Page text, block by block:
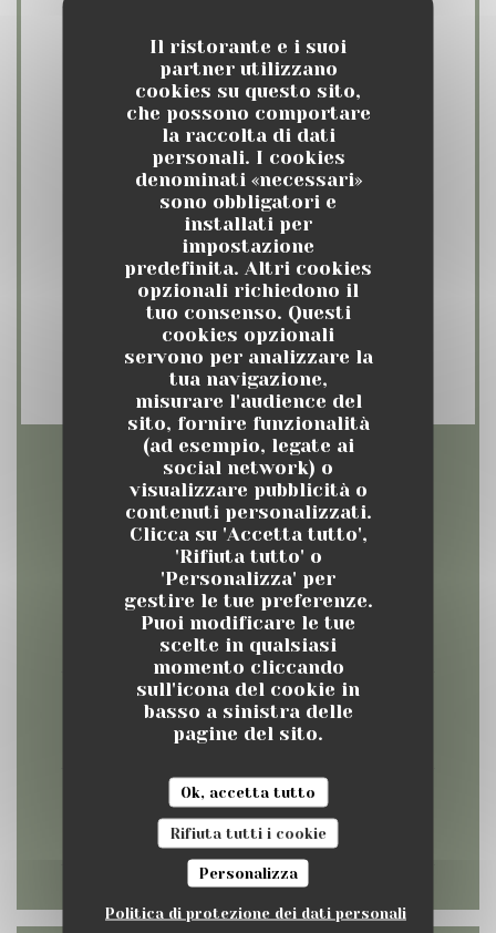
Il ristorante e i suoi
partner utilizzano
cookies su questo sito,
che possono comportare
la raccolta di dati
personali. I cookies
denominati «necessari»
sono obbligatori e
installati per
impostazione
predefinita. Altri cookies
opzionali richiedono il
tuo consenso. Questi
cookies opzionali
servono per analizzare la
tua navigazione,
misurare l'audience del
sito, fornire funzionalità
(ad esempio, legate ai
social network) o
visualizzare pubblicità o
contenuti personalizzati.
Clicca su 'Accetta tutto',
'Rifiuta tutto' o
'Personalizza' per
gestire le tue preferenze.
Puoi modificare le tue
scelte in qualsiasi
momento cliccando
sull'icona del cookie in
basso a sinistra delle
pagine del sito.
Ok, accetta tutto
Rifiuta tutti i cookie
Personalizza
Politica di protezione dei dati personali
Servizi
Wifi, Accesso disabili, Aria
condizionata, Valet, Privatizzazione,
Terrazzo
Metodo di pagamento
Apple Pay, Contactless Payment,
Eurocard / Mastercard, Titoli
Restaurant, Contanti, Visa, Assegni,
American Express, Bancomat
Orari
Lunedi
12:00 - 15:00
19:00 - 22:00
Mar-Sab
12:00 - 15:00
• 19:00 - 00:00
Domenica
11:00 - 16:00